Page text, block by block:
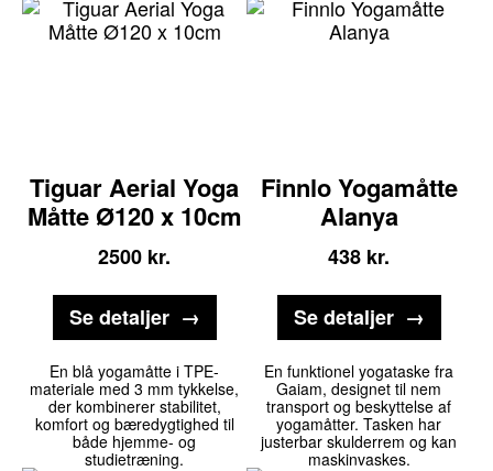
Tiguar Aerial Yoga
Måtte Ø120 x 10cm
2500 kr.
Se detaljer
Finnlo Yogamåtte
Alanya
438 kr.
Se detaljer
En blå yogamåtte i TPE-
materiale med 3 mm tykkelse,
der kombinerer stabilitet,
komfort og bæredygtighed til
både hjemme- og
studietræning.
En funktionel yogataske fra
Gaiam, designet til nem
transport og beskyttelse af
yogamåtter. Tasken har
justerbar skulderrem og kan
maskinvaskes.